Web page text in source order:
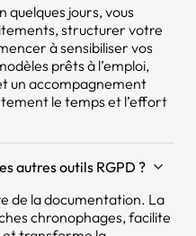
quelques jours, vous
structurer votre
à sensibiliser vos
prêts à l’emploi,
un accompagnement
le temps et l’effort
autres outils RGPD ?
de la documentation. La
chronophages, facilite